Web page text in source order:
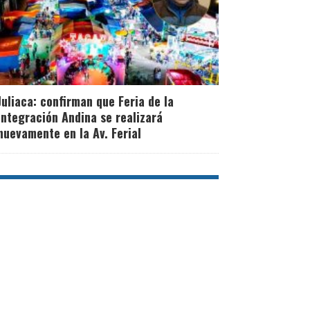
confirman que Feria de la
Andina se realizará
en la Av. Ferial